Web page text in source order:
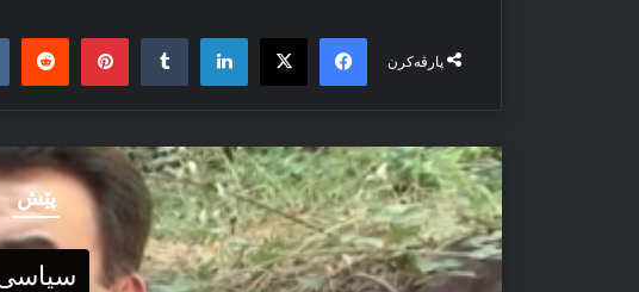
پارڤەکرن
Facebook
X
LinkedIn
Tumblr
پێش